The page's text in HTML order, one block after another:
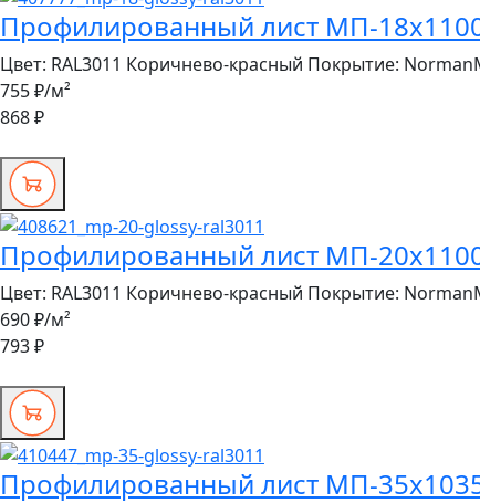
Профилированный лист МП-
Цвет: RAL3011 Коричнево-красный Покрытие:
755 ₽/м²
868 ₽
Профилированный лист МП-
Цвет: RAL3011 Коричнево-красный Покрытие:
690 ₽/м²
793 ₽
Профилированный лист МП-